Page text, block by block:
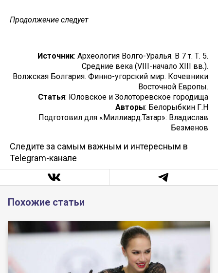
Продолжение следует
Источник: Археология Волго-Уралья. В 7 т. Т. 5.
Средние века (VIII-начало XIII вв.).
Волжская Болгария. Финно-угорский мир. Кочевники
Восточной Европы.
Статья: Юловское и Золоторевское городища
Авторы: Белорыбкин Г.Н
Подготовил для «Миллиард.Татар»: Владислав
Безменов
Следите за самым важным и интересным в
Telegram-канале
Похожие статьи